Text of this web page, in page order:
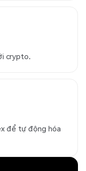
crypto.
để tự động hóa